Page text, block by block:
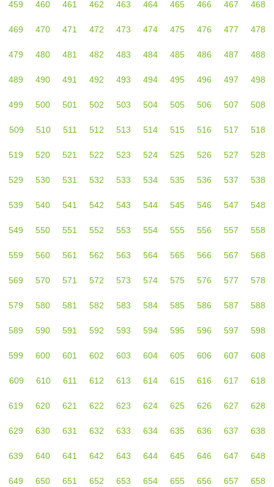
459 460 461 462 463 464 465 466 467 468
469 470 471 472 473 474 475 476 477 478
479 480 481 482 483 484 485 486 487 488
489 490 491 492 493 494 495 496 497 498
499 500 501 502 503 504 505 506 507 508
509 510 511 512 513 514 515 516 517 518
519 520 521 522 523 524 525 526 527 528
529 530 531 532 533 534 535 536 537 538
539 540 541 542 543 544 545 546 547 548
549 550 551 552 553 554 555 556 557 558
559 560 561 562 563 564 565 566 567 568
569 570 571 572 573 574 575 576 577 578
579 580 581 582 583 584 585 586 587 588
589 590 591 592 593 594 595 596 597 598
599 600 601 602 603 604 605 606 607 608
609 610 611 612 613 614 615 616 617 618
619 620 621 622 623 624 625 626 627 628
629 630 631 632 633 634 635 636 637 638
639 640 641 642 643 644 645 646 647 648
649 650 651 652 653 654 655 656 657 658